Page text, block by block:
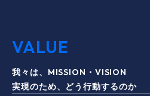
VALUE
我々は、MISSION・VISION
実現のため、どう行動するのか